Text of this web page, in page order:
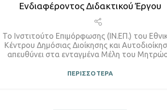
Ενδιαφέροντος Διδακτικού Έργου
Το Ινστιτούτο Επιμόρφωσης (ΙΝ.ΕΠ.) του
Κέντρου Δημόσιας Διοίκησης και
απευθύνει στα ενταγμένα Μέλη του
ΠΕΡΙΣΣΟΤΕΡΑ